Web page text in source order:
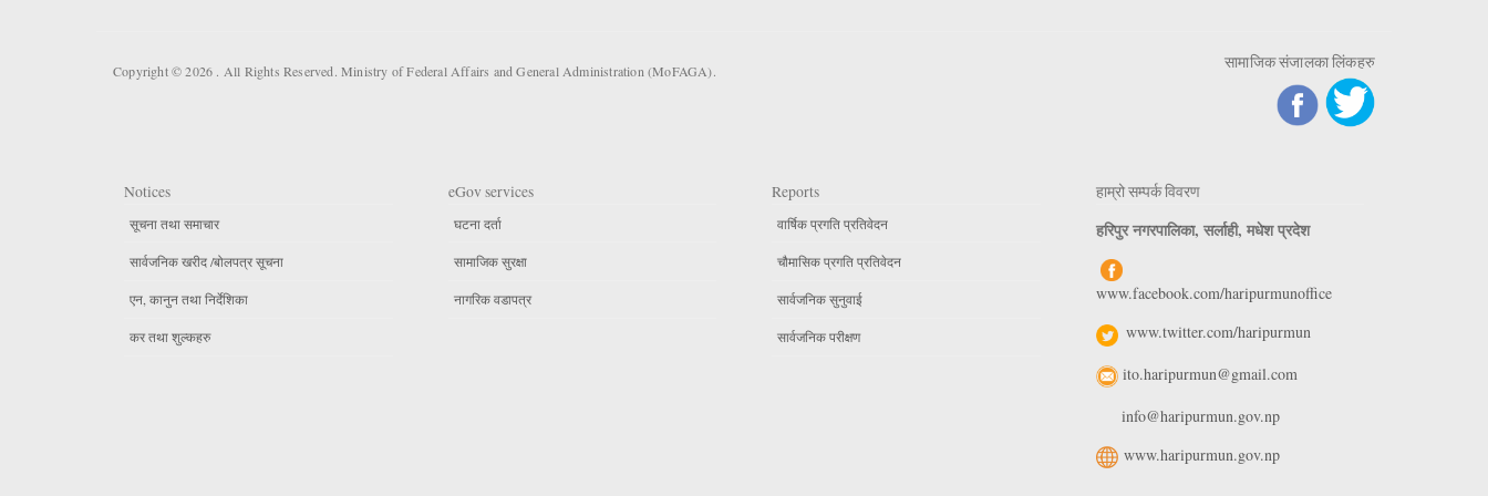
Copyright © 2026 . All Rights Reserved. Ministry of Federal Affairs and General Administration (MoFAGA). सामाजिक संजालका लिंकहरु
Notices
सूचना तथा समाचार
सार्वजनिक खरीद /बोलपत्र सूचना
एन, कानुन तथा निर्देशिका
कर तथा शुल्कहरु
eGov services
घटना दर्ता
सामाजिक सुरक्षा
नागरिक वडापत्र
Reports
वार्षिक प्रगति प्रतिवेदन
चौमासिक प्रगति प्रतिवेदन
सार्वजनिक सुनुवाई
सार्वजनिक परीक्षण
हाम्रो सम्पर्क विवरण
हरिपुर नगरपालिका, सर्लाही, मधेश प्रदेश
www.facebook.com/haripurmunoffice
www.twitter.com/haripurmun
ito.haripurmun@gmail.com
info@haripurmun.gov.np
www.haripurmun.gov.np